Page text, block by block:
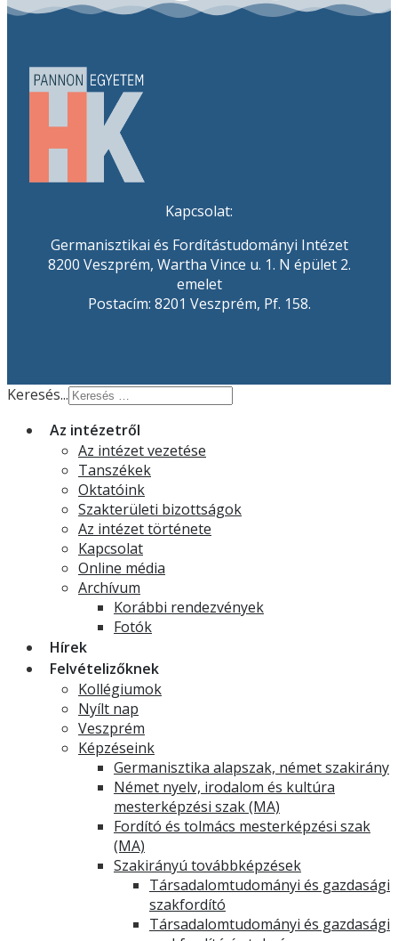
Kapcsolat:
Germanisztikai és Fordítástudományi Intézet
8200 Veszprém, Wartha Vince u. 1. N épület 2.
emelet
Postacím: 8201 Veszprém, Pf. 158.
Keresés...
Az intézetről
Az intézet vezetése
Tanszékek
Oktatóink
Szakterületi bizottságok
Az intézet története
Kapcsolat
Online média
Archívum
Korábbi rendezvények
Fotók
Hírek
Felvételizőknek
Kollégiumok
Nyílt nap
Veszprém
Képzéseink
Germanisztika alapszak, német szakirány
Német nyelv, irodalom és kultúra
mesterképzési szak (MA)
Fordító és tolmács mesterképzési szak
(MA)
Szakirányú továbbképzések
Társadalomtudományi és gazdasági
szakfordító
Társadalomtudományi és gazdasági